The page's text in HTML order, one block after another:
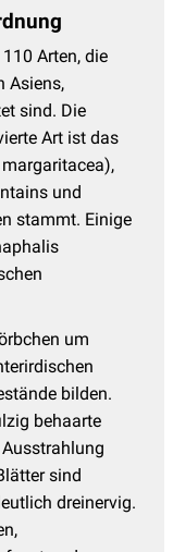
(4)
(8)
(4)
Arten, die
Asiens,
sind. Die
Art ist das
und
stammt. Einige
um
bilden.
behaarte
sind
dreinervig.